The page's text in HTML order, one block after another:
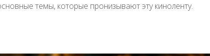
темы, которые пронизывают эту киноленту.